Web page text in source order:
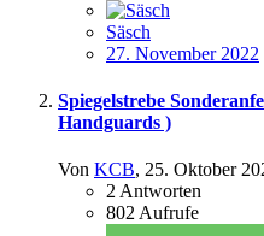
Säsch
27. November 2022
Spiegelstrebe
Handguards )
Von KCB, 25. Oktober
2 Antworten
802 Aufrufe